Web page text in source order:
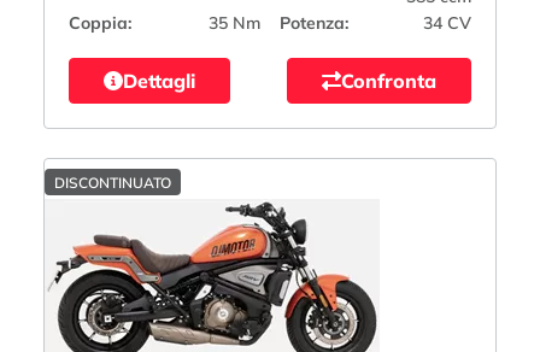
Coppia:
35 Nm Potenza: 34 CV
Dettagli Confronta
DISCONTINUATO